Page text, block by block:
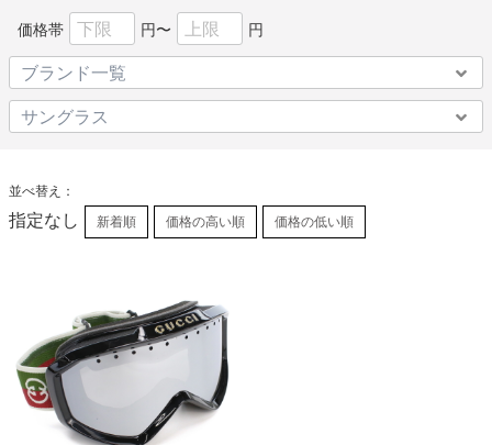
価格帯 円〜 円
並べ替え：
指定なし 新着順 価格の高い順 価格の低い順